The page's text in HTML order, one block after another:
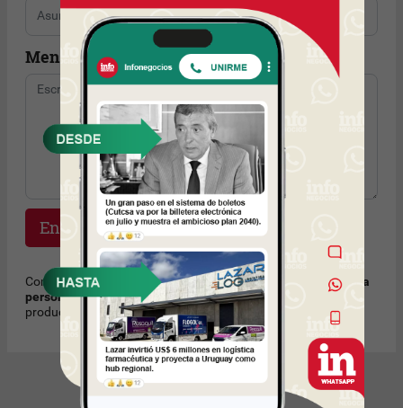
Mensaje
Enviar
Como regla de cortesía, recomendamosno enviar mensajes a
personas que no conocesolicitando trabajo u ofreciendo
productos o servicios no solicitados. Muchas Gracias.